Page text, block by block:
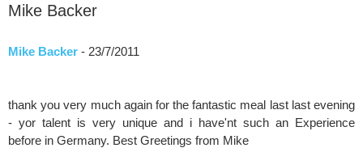
Mike Backer
Mike Backer - 23/7/2011
thank you very much again for the fantastic meal last last evening
- yor talent is very unique and i have'nt such an Experience
before in Germany. Best Greetings from Mike